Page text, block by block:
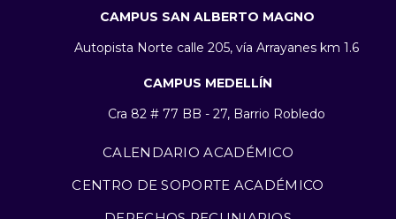
CAMPUS SAN ALBERTO MAGNO
Autopista Norte calle 205, vía Arrayanes km 1.6
CAMPUS MEDELLÍN
Cra 82 # 77 BB - 27, Barrio Robledo
CALENDARIO ACADÉMICO
CENTRO DE SOPORTE ACADÉMICO